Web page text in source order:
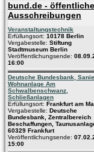
bund.de - öffentliche
Ausschreibungen
Veranstaltungstechnik
Erfüllungsort: 10178 Berlin
Vergabestelle: Stiftung
Stadtmuseum Berlin
Veröffentlichungsende:
16:00
Deutsche Bundesbank,
Wohnanlage Am
Schwalbenschwanz,
Schließanlagen
Erfüllungsort: Frankfurt am
Vergabestelle: Deutsche
Bundesbank, Zentralbereich
Beschaffungen,
60329 Frankfurt
Veröffentlichungsende:
15:00